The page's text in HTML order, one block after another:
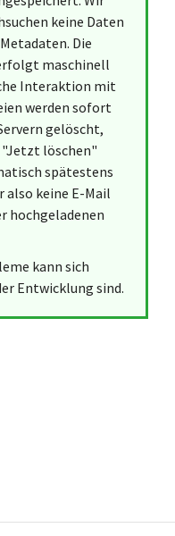
keine Daten
Die
maschinell
Interaktion mit
werden sofort
gelöscht,
"Jetzt löschen"
spätestens
also keine E-Mail
hochgeladenen
kann sich
Entwicklung sind.